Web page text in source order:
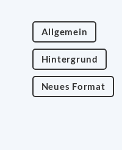
Allgemein
Hintergrund
Neues Format